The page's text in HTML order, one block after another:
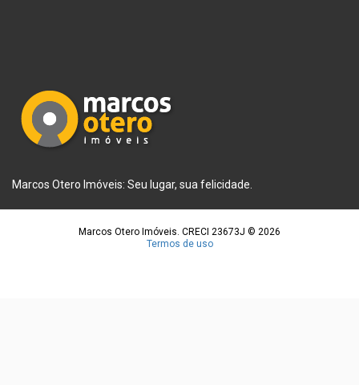
Marcos Otero Imóveis: Seu lugar, sua felicidade.
Marcos Otero Imóveis. CRECI 23673J © 2026
Termos de uso